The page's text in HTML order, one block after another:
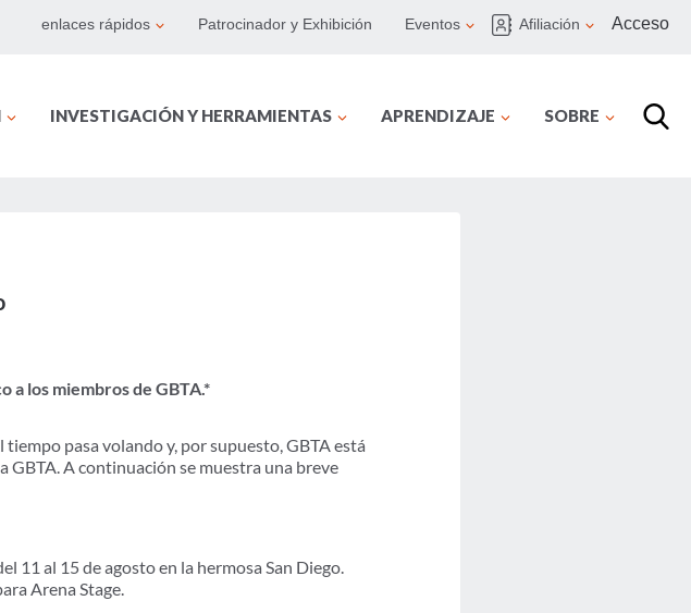
enlaces rápidos Patrocinador y Exhibición Eventos Afiliación Acceso
INVESTIGACIÓN Y HERRAMIENTAS APRENDIZAJE SOBRE
los miembros de GBTA.*
pasa volando y, por supuesto, GBTA está
GBTA. A continuación se muestra una breve
11 al 15 de agosto en la hermosa San Diego.
Arena Stage.